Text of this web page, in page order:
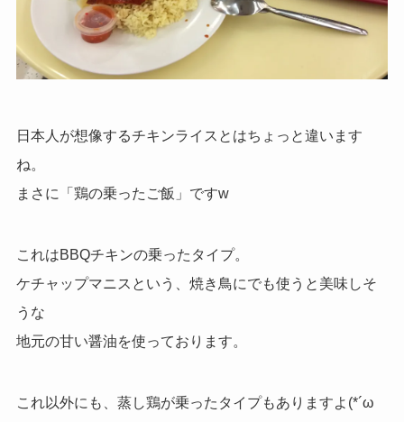
日本人が想像するチキンライスとはちょっと違います
ね。
まさに「鶏の乗ったご飯」ですw
これはBBQチキンの乗ったタイプ。
ケチャップマニスという、焼き鳥にでも使うと美味しそ
うな
地元の甘い醤油を使っております。
これ以外にも、蒸し鶏が乗ったタイプもありますよ(*´ω